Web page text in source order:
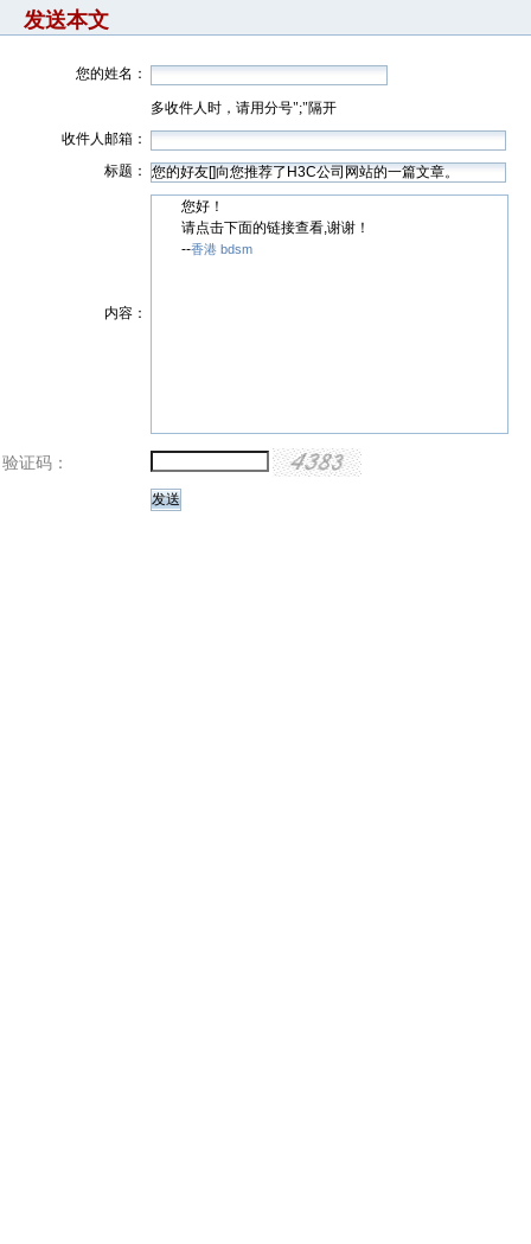
发送本文
您的姓名：
多收件人时，请用分号";"隔开
收件人邮箱：
标题：
内容：
您好！
请点击下面的链接查看,谢谢！
--香港 bdsm
验证码：